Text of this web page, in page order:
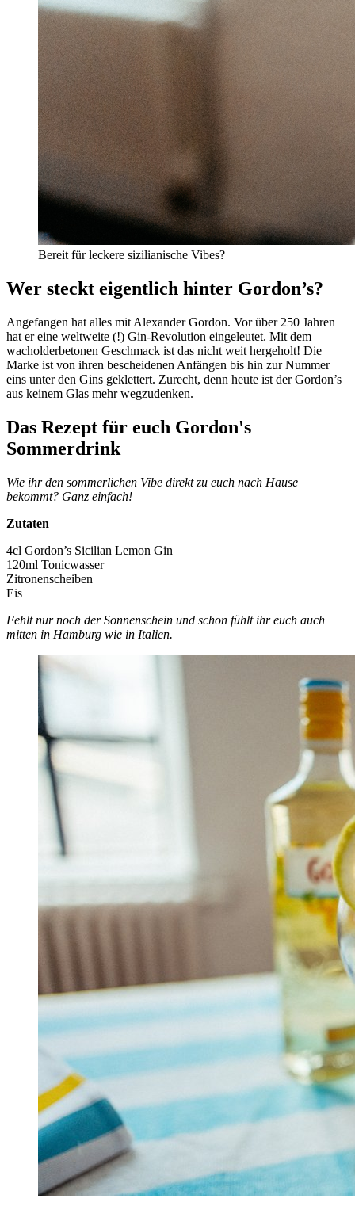
Bereit für leckere sizilianische Vibes?
Wer steckt eigentlich hinter Gordon’s?
Angefangen hat alles mit Alexander Gordon. Vor über 250 Jahren
hat er eine weltweite (!) Gin-Revolution eingeleutet. Mit dem
wacholderbetonen Geschmack ist das nicht weit hergeholt! Die
Marke ist von ihren bescheidenen Anfängen bis hin zur Nummer
eins unter den Gins geklettert. Zurecht, denn heute ist der Gordon’s
aus keinem Glas mehr wegzudenken.
Das Rezept für euch Gordon's
Sommerdrink
Wie ihr den sommerlichen Vibe direkt zu euch nach Hause
bekommt? Ganz einfach!
Zutaten
4cl Gordon’s Sicilian Lemon Gin
120ml Tonicwasser
Zitronenscheiben
Eis
Fehlt nur noch der Sonnenschein und schon fühlt ihr euch auch
mitten in Hamburg wie in Italien.